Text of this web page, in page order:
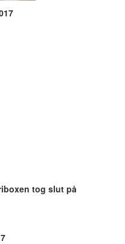
tog slut på